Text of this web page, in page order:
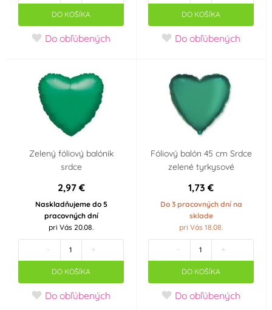
Velký Gatsby 1. narozeniny klučičí
Pirátská párty Promoce
Happy Birthday Je to kluk!!
Je to holka!! Baby Shower
Minecraft Prasátko Peppa
Dětská párty Balónková párty
Rozlučka se svobodou
Svatba Srdce - Valentýn
DO KOŠÍKA
Do obľúbených
DO KOŠÍKA
Do obľúbených
Zelený fóliový balónik
srdce
2,97 €
Naskladňujeme do 5
pracovných dní
pri Vás 20.08.
- +
DO KOŠÍKA
Do obľúbených
Fóliový balón 45 cm Srdce
zelené tyrkysové
1,73 €
Do 3 pracovných dní na
sklade
pri Vás 18.08.
- +
DO KOŠÍKA
Do obľúbených